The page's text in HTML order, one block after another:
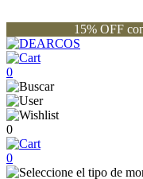
15% OFF
0
0
0